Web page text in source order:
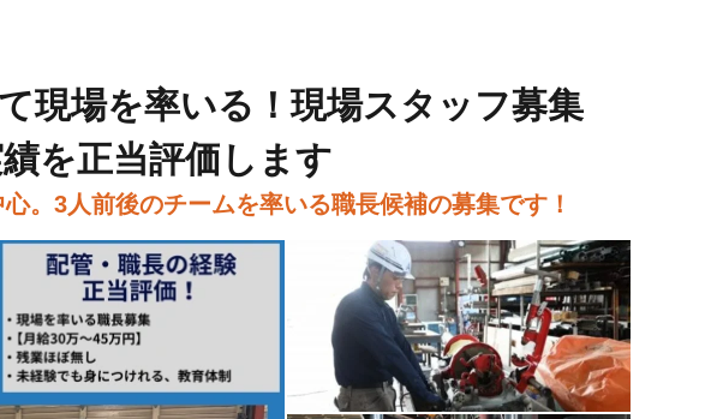
現場を率いる！現場スタッフ募集
を正当評価します
。3人前後のチームを率いる職長候補の募集です！